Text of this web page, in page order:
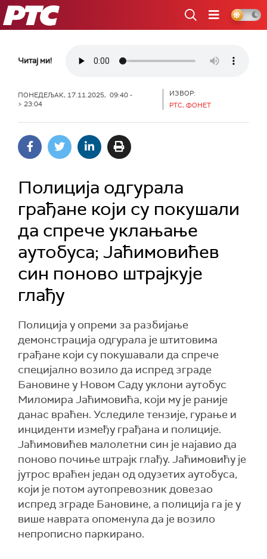
РТС
Читај ми!
ПОНЕДЕЉАК, 17.11.2025, 09:40 -
> 23:04
ИЗВОР:
РТС, ФОНЕТ
Полиција одгурала
грађане који су покушали
да спрече уклањање
аутобуса; Јаћимовићев
син поново штрајкује
глађу
Полиција у опреми за разбијање
демонстрација одгурала је штитовима
грађане који су покушавали да спрече
специјално возило да испред зграде
Бановине у Новом Саду уклони аутобус
Миломира Јаћимовића, који му је раније
данас враћен. Уследиле тензије, гурање и
инциденти између грађана и полиције.
Јаћимовићев малолетни син је најавио да
поново почиње штрајк глађу. Јаћимовићу је
јутрос враћен један од одузетих аутобуса,
који је потом аутопревозник довезао
испред зграде Бановине, а полиција га је у
више наврата опоменула да је возило
непрописно паркирано.